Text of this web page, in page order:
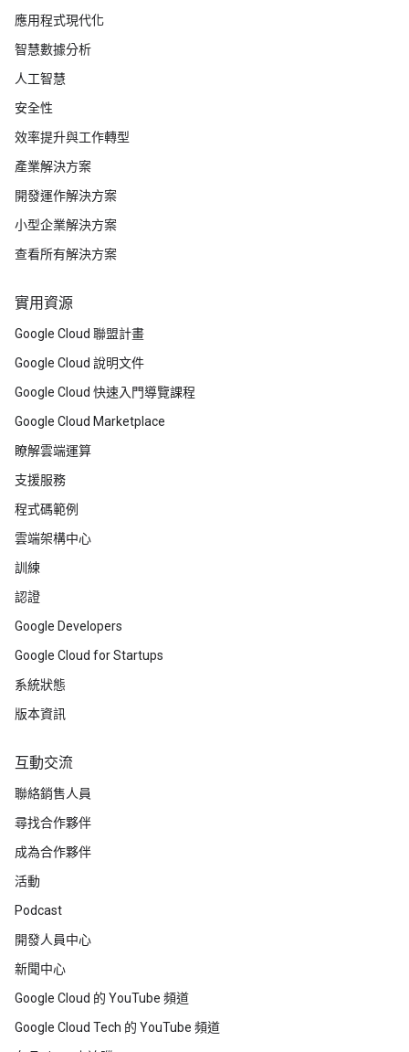
應用程式現代化
智慧數據分析
人工智慧
安全性
效率提升與工作轉型
產業解決方案
開發運作解決方案
小型企業解決方案
查看所有解決方案
實用資源
Google Cloud 聯盟計畫
Google Cloud 說明文件
Google Cloud 快速入門導覽課程
Google Cloud Marketplace
瞭解雲端運算
支援服務
程式碼範例
雲端架構中心
訓練
認證
Google Developers
Google Cloud for Startups
系統狀態
版本資訊
互動交流
聯絡銷售人員
尋找合作夥伴
成為合作夥伴
活動
Podcast
開發人員中心
新聞中心
Google Cloud 的 YouTube 頻道
Google Cloud Tech 的 YouTube 頻道